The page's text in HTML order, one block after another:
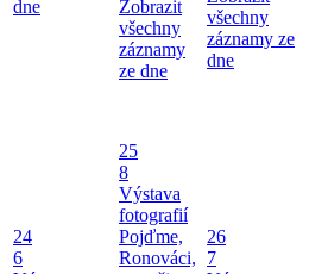
dne
Zobrazit
všechny
záznamy
ze dne
všechny
záznamy ze
dne
24
6
25
8
Výstava
fotografií
Pojďme,
Ronováci,
26
7